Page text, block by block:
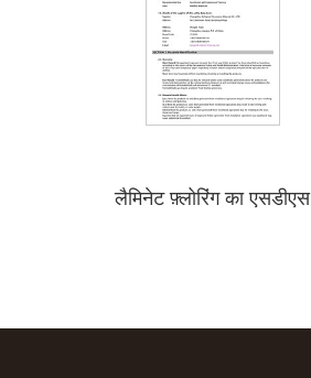
लैमिनेट फ़्लोरिंग का एसडीएस